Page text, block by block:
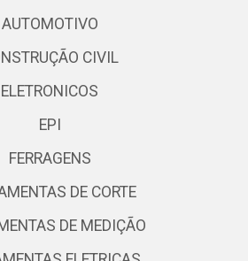
AUTOMOTIVO
CIVIL
ELETRONICOS
EPI
FERRAGENS
DE CORTE
DE MEDIÇÃO